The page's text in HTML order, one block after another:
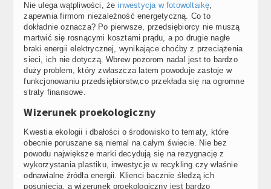
Nie ulega wątpliwości, żeinwestycja w fotowoltaikę,
zapewnia firmom niezależność energetyczną. Co to
dokładnie oznacza? Po pierwsze, przedsiębiorcy nie muszą
martwić się rosnącymi kosztami prądu, a po drugie nagłe
braki energii elektrycznej, wynikające choćby z przeciążenia
sieci, ich nie dotyczą. Wbrew pozorom nadal jest to bardzo
duży problem, który zwłaszcza latem powoduje zastoje w
funkcjonowaniu przedsiębiorstw,co przekłada się na ogromne
straty finansowe.
Wizerunek proekologiczny
Kwestia ekologii i dbałości o środowisko to tematy, które
obecnie poruszane są niemal na całym świecie. Nie bez
powodu największe marki decydują się na rezygnację z
wykorzystania plastiku, inwestycje w recykling czy właśnie
odnawialne źródła energii. Klienci bacznie śledzą ich
posunięcia, a wizerunek proekologiczny jest bardzo